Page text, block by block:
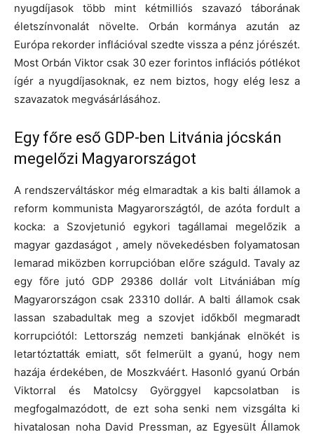
nyugdíjasok több mint kétmilliós szavazó táborának
életszínvonalát növelte. Orbán kormánya azután az
Európa rekorder inflációval szedte vissza a pénz jórészét.
Most Orbán Viktor csak 30 ezer forintos inflációs pótlékot
ígér a nyugdíjasoknak, ez nem biztos, hogy elég lesz a
szavazatok megvásárlásához.
Egy főre eső GDP-ben Litvánia jócskán
megelőzi Magyarországot
A rendszerváltáskor még elmaradtak a kis balti államok a
reform kommunista Magyarországtól, de azóta fordult a
kocka: a Szovjetunió egykori tagállamai megelőzik a
magyar gazdaságot , amely növekedésben folyamatosan
lemarad miközben korrupcióban előre száguld. Tavaly az
egy főre jutó GDP 29386 dollár volt Litvániában míg
Magyarországon csak 23310 dollár. A balti államok csak
lassan szabadultak meg a szovjet időkből megmaradt
korrupciótól: Lettország nemzeti bankjának elnökét is
letartóztatták emiatt, sőt felmerült a gyanú, hogy nem
hazája érdekében, de Moszkváért. Hasonló gyanú Orbán
Viktorral és Matolcsy Györggyel kapcsolatban is
megfogalmazódott, de ezt soha senki nem vizsgálta ki
hivatalosan noha David Pressman, az Egyesült Államok